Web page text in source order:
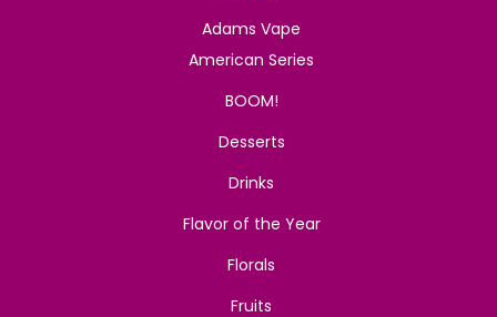
Adams Vape
American Series
BOOM!
Desserts
Drinks
Flavor of the Year
Florals
Fruits